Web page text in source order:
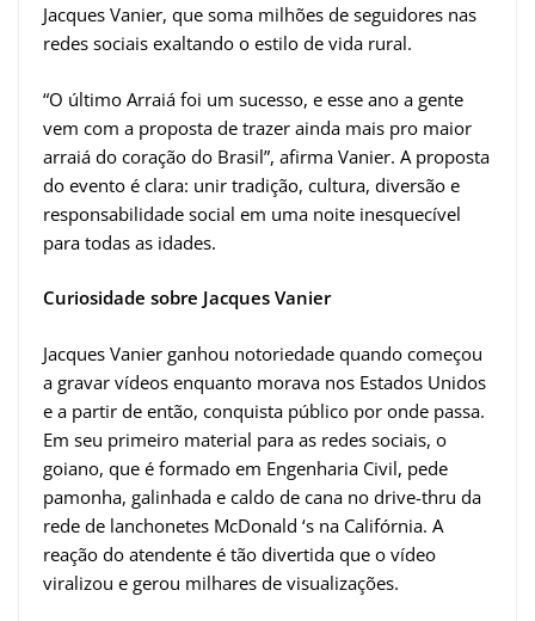
Jacques Vanier, que soma milhões de seguidores nas
redes sociais exaltando o estilo de vida rural.
“O último Arraiá foi um sucesso, e esse ano a gente
vem com a proposta de trazer ainda mais pro maior
arraiá do coração do Brasil”, afirma Vanier. A proposta
do evento é clara: unir tradição, cultura, diversão e
responsabilidade social em uma noite inesquecível
para todas as idades.
Curiosidade sobre Jacques Vanier
Jacques Vanier ganhou notoriedade quando começou
a gravar vídeos enquanto morava nos Estados Unidos
e a partir de então, conquista público por onde passa.
Em seu primeiro material para as redes sociais, o
goiano, que é formado em Engenharia Civil, pede
pamonha, galinhada e caldo de cana no drive-thru da
rede de lanchonetes McDonald ‘s na Califórnia. A
reação do atendente é tão divertida que o vídeo
viralizou e gerou milhares de visualizações.